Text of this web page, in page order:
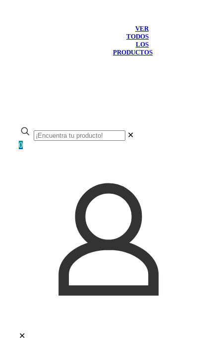
VER
TODOS
LOS
PRODUCTOS
✕
0
✕